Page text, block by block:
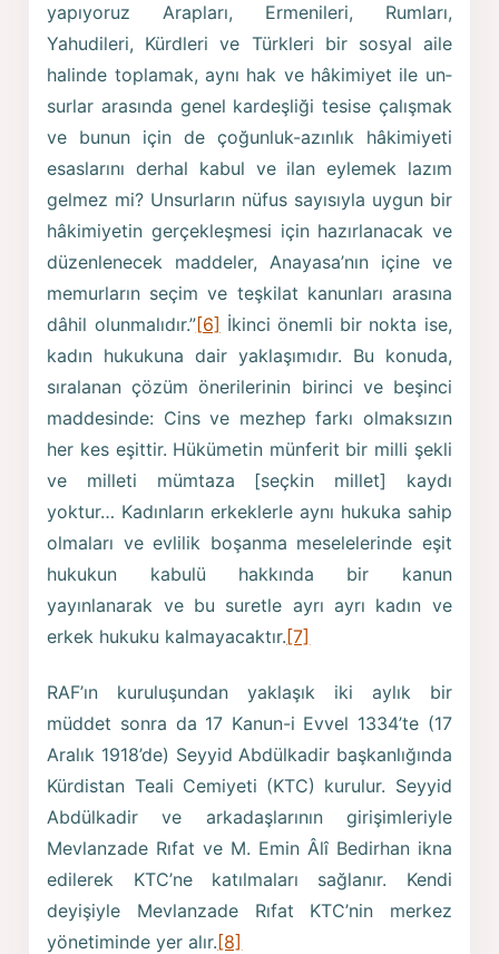
yapıyoruz Arapla­rı, Ermenileri, Rumları,
Yahudileri, Kürdleri ve Türkleri bir sosyal aile
halinde toplamak, aynı hak ve hâkimiyet ile un­
surlar arasında genel kardeşliği tesise çalışmak
ve bunun için de çoğunluk-azınlık hâkimiyeti
esaslarını derhal kabul ve ilan eylemek lazım
gelmez mi? Unsurların nüfus sayısıyla uygun bir
hâkimiyetin gerçekleşmesi için hazırlanacak ve
dü­zenlenecek maddeler, Anayasa’nın içine ve
memurların seçim ve teşkilat kanunları arasına
dâhil olunmalıdır.”[6] İkinci önemli bir nokta ise,
kadın hukukuna dair yaklaşımıdır. Bu konuda,
sıralanan çözüm önerilerinin birinci ve beşinci
maddesinde: Cins ve mezhep farkı olmaksızın
her kes eşittir. Hü­kümetin münferit bir milli şekli
ve milleti mümtaza [seçkin millet] kaydı
yoktur… Kadınların erkeklerle aynı hukuka sahip
olmaları ve evlilik boşanma meselelerinde eşit
hukukun kabulü hakkında bir kanun
yayınlanarak ve bu suretle ayrı ayrı kadın ve
erkek hukuku kalmayacaktır. [7]
RAF’ın kuruluşundan yaklaşık iki aylık bir
müddet sonra da 17 Kanun-i Evvel 1334’te (17
Aralık 1918’de) Seyyid Abdülkadir başkanlığında
Kürdistan Teali Cemiyeti (KTC) kurulur. Seyyid
Abdülkadir ve arkadaşlarının girişimleriyle
Mevlanzade Rıfat ve M. Emin Âlî Bedirhan ikna
edilerek KTC’ne katılmaları sağlanır. Kendi
deyişiyle Mevlanzade Rıfat KTC’nin merkez
yönetiminde yer alır.[8]